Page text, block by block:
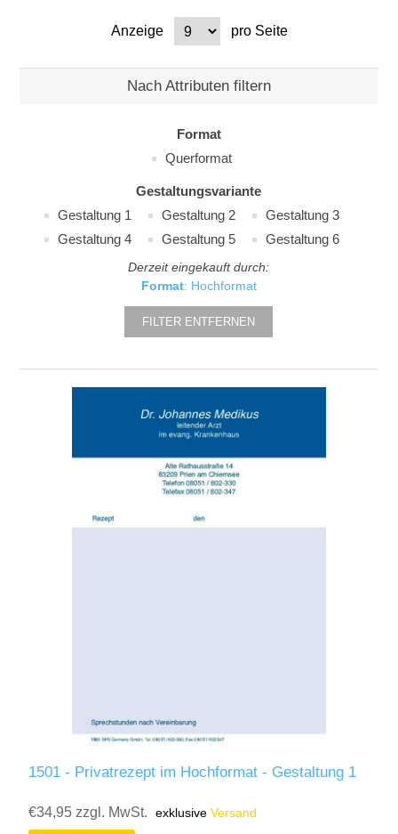
Anzeige pro Seite
Nach Attributen filtern
Format
Querformat
Gestaltungsvariante
Gestaltung 1
Gestaltung 2
Gestaltung 3
Gestaltung 4
Gestaltung 5 Gestaltung 6
Derzeit eingekauft durch:
Format: Hochformat
FILTER ENTFERNEN
1501 - Privatrezept im Hochformat - Gestaltung 1
€34,95 zzgl. MwSt. exklusiveVersand